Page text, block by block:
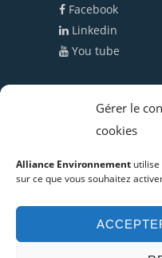
Gérer le
cookies
Alliance Environnement utilise
sur ce que vous souhaitez
Facebook
Linkedin
You tube
Politique de
© Copyright 2019